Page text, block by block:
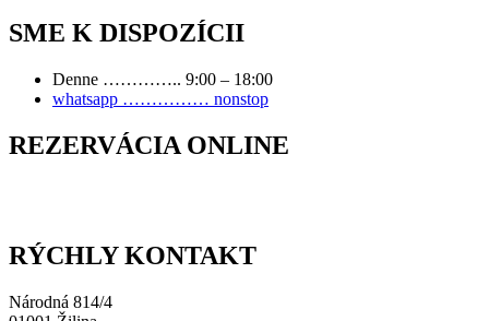
SME K DISPOZÍCII
Denne ………….. 9:00 – 18:00
whatsapp …………… nonstop
REZERVÁCIA ONLINE
RÝCHLY KONTAKT
Národná 814/4